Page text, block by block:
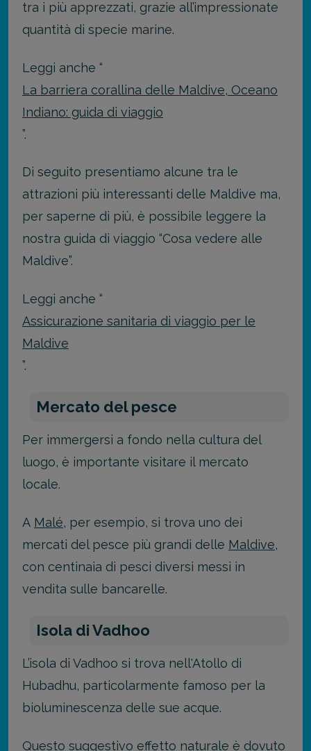
tra i più apprezzati, grazie all’impressionate
quantità di specie marine.
Leggi anche “
La barriera corallina delle Maldive, Oceano
Indiano: guida di viaggio
”.
Di seguito presentiamo alcune tra le
attrazioni più interessanti delle Maldive ma,
per saperne di più, è possibile leggere la
nostra guida di viaggio “Cosa vedere alle
Maldive”.
Leggi anche “
Assicurazione sanitaria di viaggio per le
Maldive
”.
Mercato del pesce
Per immergersi a fondo nella cultura del
luogo, è importante visitare il mercato
locale.
A Malé, per esempio, si trova uno dei
mercati del pesce più grandi delle Maldive,
con centinaia di pesci diversi messi in
vendita sulle bancarelle.
Isola di Vadhoo
L’isola di Vadhoo si trova nell'Atollo di
Hubadhu, particolarmente famoso per la
bioluminescenza delle sue acque.
Questo suggestivo effetto naturale è dovuto